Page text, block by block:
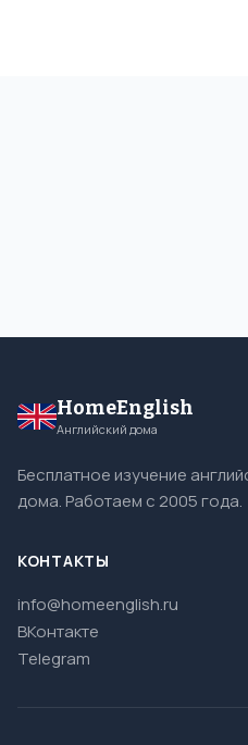
HomeEnglish
Английский дома
Бесплатное изучение
дома. Работаем с 2005 года.
КОНТАКТЫ
info@homeenglish.ru
ВКонтакте
Telegram